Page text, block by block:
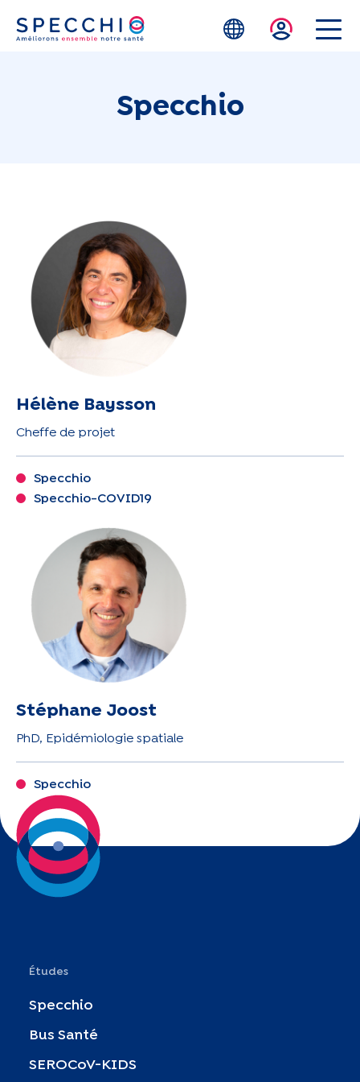
Skip to main content
Specchio
Hélène Baysson
Cheffe de projet
Specchio
Specchio-COVID19
Stéphane Joost
PhD, Epidémiologie spatiale
Specchio
Études
Specchio
Bus Santé
SEROCoV-KIDS